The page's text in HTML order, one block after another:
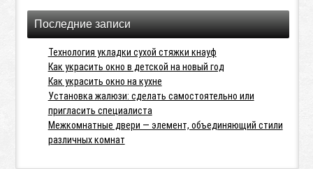
Последние записи
Технология укладки сухой стяжки кнауф
Как украсить окно в детской на новый год
Как украсить окно на кухне
Установка жалюзи: сделать самостоятельно или
пригласить специалиста
Межкомнатные двери — элемент, объединяющий стили
различных комнат